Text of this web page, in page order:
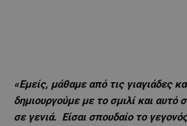
«Εμείς, μάθαμε από τις γιαγιάδες
δημιουργούμε με το σμιλί και αυτό
σε γενιά. Είσαι σπουδαίο το